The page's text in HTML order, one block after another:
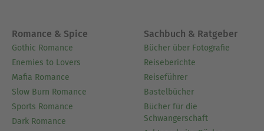
Romance & Spice
Gothic Romance
Enemies to Lovers
Mafia Romance
Slow Burn Romance
Sports Romance
Dark Romance
Sachbuch & Ratgeber
Bücher über Fotografie
Reiseberichte
Reiseführer
Bastelbücher
Bücher für die
Schwangerschaft